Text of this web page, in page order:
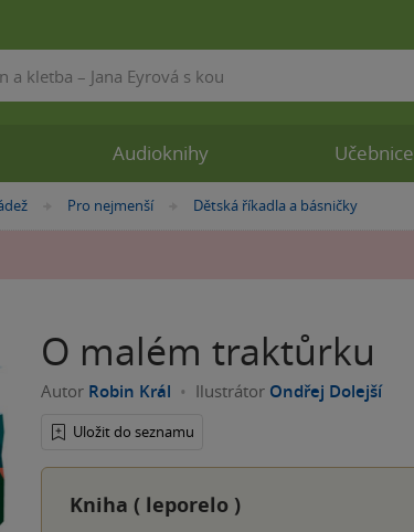
»Pro nejmenší »
Dětská říkadla a básničky
O malém traktůrku
Autor Robin Král Ilustrátor Ondřej Dolejší
Uložit do seznamu
Kniha ( leporelo )
Audioknihy Učebnice